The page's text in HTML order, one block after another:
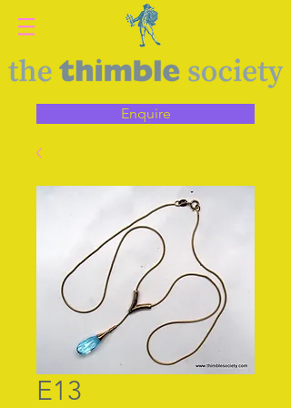
Enquire
E13